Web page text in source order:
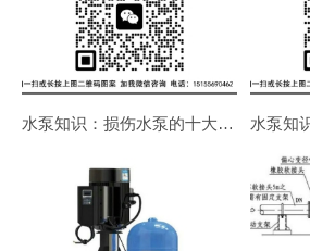
水泵知识：损伤水泵的十大错误使用方法